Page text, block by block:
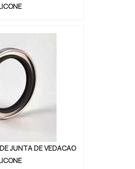
JUNTA DE VEDACAO